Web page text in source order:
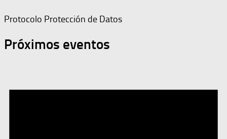
Protocolo Protección de Datos
Próximos eventos